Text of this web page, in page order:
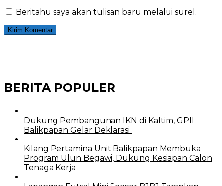
Beritahu saya akan tulisan baru melalui surel.
BERITA POPULER
Dukung Pembangunan IKN di Kaltim, GPII
Balikpapan Gelar Deklarasi
Kilang Pertamina Unit Balikpapan Membuka
Program Ulun Begawi, Dukung Kesiapan Calon
Tenaga Kerja